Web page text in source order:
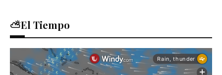
⛅El Tiempo